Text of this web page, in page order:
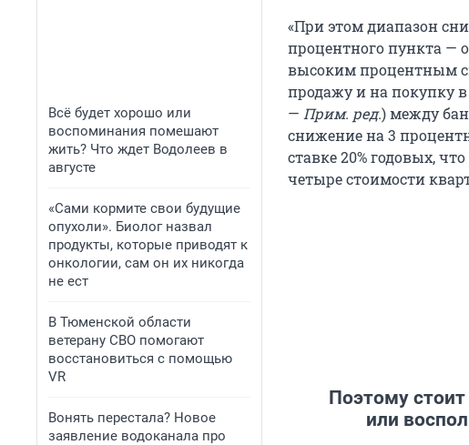
Всё будет хорошо или
воспоминания помешают
жить? Что ждет Водолеев в
августе
«Сами кормите свои будущие
опухоли». Биолог назвал
продукты, которые приводят к
онкологии, сам он их никогда
не ест
В Тюменской области
ветерану СВО помогают
восстановиться с помощью
VR
Вонять перестала? Новое
заявление водоканала про
«При этом диапазон
процентного пункта —
высоким процентным
продажу и на покупку
— Прим. ред.) между
снижение на 3
ставке 20% годовых,
четыре стоимости
Поэтому
или